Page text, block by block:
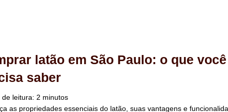
latão em São Paulo: o que você
saber
de leitura: 2 minutos
as propriedades essenciais do latão, suas vantagens e